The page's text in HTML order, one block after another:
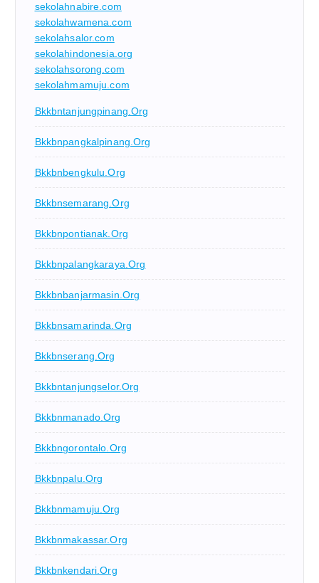
sekolahnabire.com
sekolahwamena.com
sekolahsalor.com
sekolahindonesia.org
sekolahsorong.com
sekolahmamuju.com
Bkkbntanjungpinang.org
Bkkbnpangkalpinang.org
Bkkbnbengkulu.org
Bkkbnsemarang.org
Bkkbnpontianak.org
Bkkbnpalangkaraya.org
Bkkbnbanjarmasin.org
Bkkbnsamarinda.org
Bkkbnserang.org
Bkkbntanjungselor.org
Bkkbnmanado.org
Bkkbngorontalo.org
Bkkbnpalu.org
Bkkbnmamuju.org
Bkkbnmakassar.org
Bkkbnkendari.org